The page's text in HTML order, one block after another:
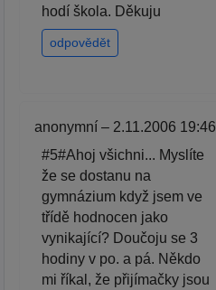
hodí škola. Děkuju
odpovědět
anonymní – 2.11.2006 19:46
#5#Ahoj všichni... Myslíte
že se dostanu na
gymnázium když jsem ve
třídě hodnocen jako
vynikající? Doučoju se 3
hodiny v po. a pá. Někdo
mi říkal, že přijímačky jsou